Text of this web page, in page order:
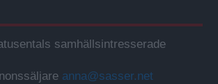
samhällsintresserade
anna@sasser.net